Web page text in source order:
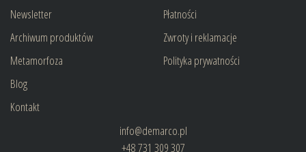
Newsletter
Archiwum produktów
Metamorfoza
Blog
Kontakt
Płatności
Zwroty i reklamacje
Polityka prywatności
info@demarco.pl
+48 731 309 307